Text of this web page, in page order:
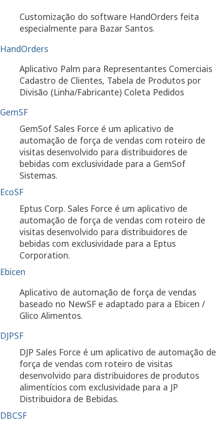
Customização do software HandOrders feita
especialmente para Bazar Santos.
HandOrders
Aplicativo Palm para Representantes Comerciais
Cadastro de Clientes, Tabela de Produtos por
Divisão (Linha/Fabricante) Coleta Pedidos
GemSF
GemSof Sales Force é um aplicativo de
automação de força de vendas com roteiro de
visitas desenvolvido para distribuidores de
bebidas com exclusividade para a GemSof
Sistemas.
EcoSF
Eptus Corp. Sales Force é um aplicativo de
automação de força de vendas com roteiro de
visitas desenvolvido para distribuidores de
bebidas com exclusividade para a Eptus
Corporation.
Ebicen
Aplicativo de automação de força de vendas
baseado no NewSF e adaptado para a Ebicen /
Glico Alimentos.
DJPSF
DJP Sales Force é um aplicativo de automação de
força de vendas com roteiro de visitas
desenvolvido para distribuidores de produtos
alimentícios com exclusividade para a JP
Distribuidora de Bebidas.
DBCSF